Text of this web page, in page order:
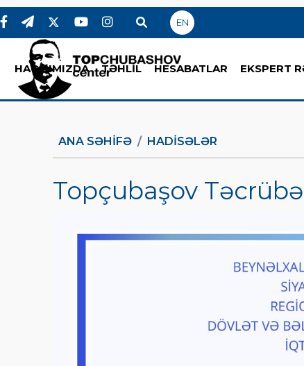
EN
HAQQIMIZDA TƏHLİL HESABATLAR EKSPERT
ANA SƏHIFƏ HADİSƏLƏR
Topçubaşov